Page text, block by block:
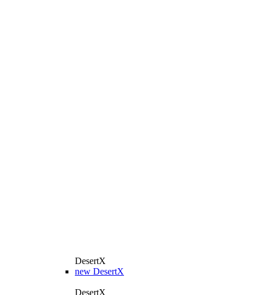
DesertX
new DesertX
DesertX